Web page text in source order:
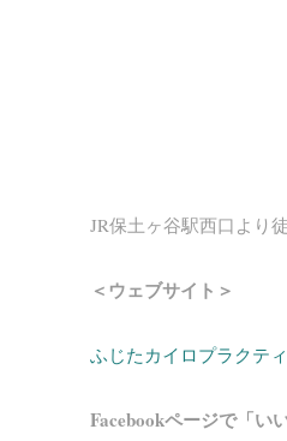
JR保土ヶ谷駅西口より
＜ウェブサイト＞
ふじたカイロプラクテ
Facebookページで「い